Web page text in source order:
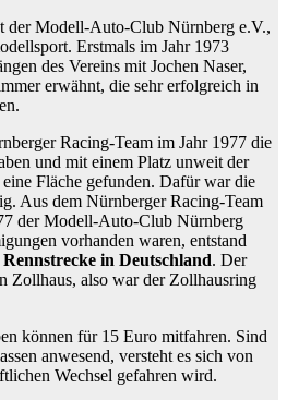
der Modell-Auto-Club Nürnberg e.V.,
Erstmals im Jahr 1973
des Vereins mit Jochen Naser,
erwähnt, die sehr erfolgreich in
Racing-Team im Jahr 1977 die
und mit einem Platz unweit der
Fläche gefunden. Dafür war die
Aus dem Nürnberger Racing-Team
der Modell-Auto-Club Nürnberg
vorhanden waren, entstand
in Deutschland. Der
Zollhaus, also war der Zollhausring
können für 15 Euro mitfahren. Sind
anwesend, versteht es sich von
Wechsel gefahren wird.